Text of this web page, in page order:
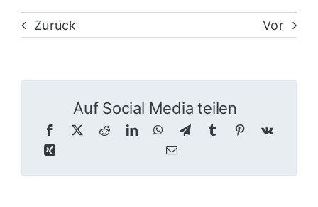
Zurück Vor
Auf Social Media teilen